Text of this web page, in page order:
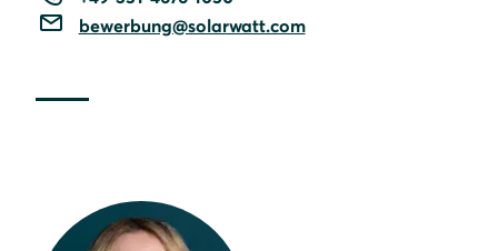
bewerbung@solarwatt.com